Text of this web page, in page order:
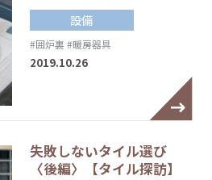
設備
#囲炉裏 #暖房器具
2019.10.26
失敗しないタイル選び
〈後編〉【タイル探訪】